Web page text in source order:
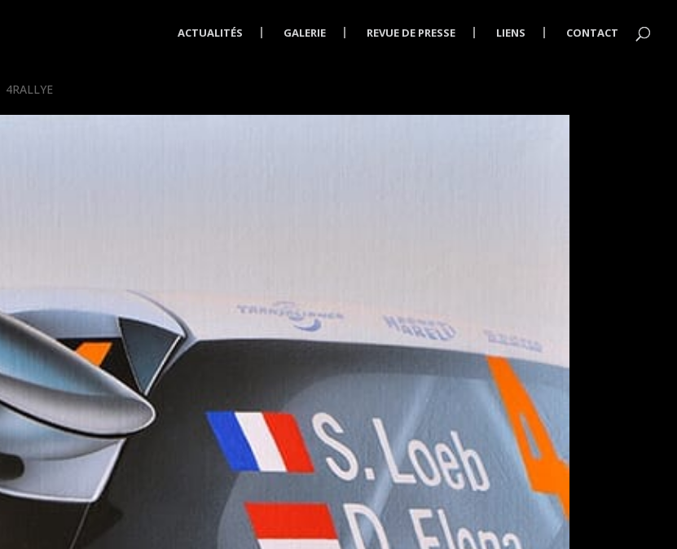
ACTUALITÉS GALERIE REVUE DE PRESSE LIENS CONTACT
4RALLYE